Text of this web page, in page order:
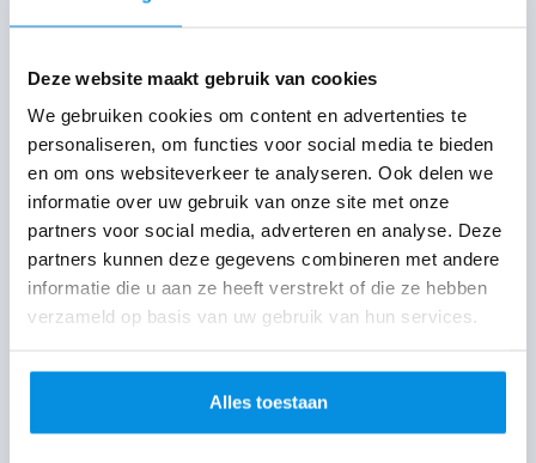
Deze website maakt gebruik van cookies
We gebruiken cookies om content en advertenties te
personaliseren, om functies voor social media te bieden
en om ons websiteverkeer te analyseren. Ook delen we
informatie over uw gebruik van onze site met onze
partners voor social media, adverteren en analyse. Deze
partners kunnen deze gegevens combineren met andere
informatie die u aan ze heeft verstrekt of die ze hebben
verzameld op basis van uw gebruik van hun services.
Alles toestaan
Zelfs eenvoudige foto’s van je werkruimte of
De impact van
authentieke website
foto’s
Het investeren in unieke beelden heeft
Hogere betrokkenheid:
blijven langer op je website en klikken